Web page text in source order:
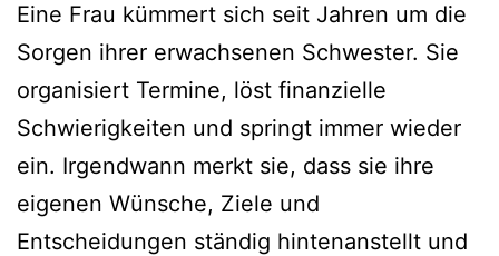
Eine Frau kümmert sich seit Jahren um die
Sorgen ihrer erwachsenen Schwester. Sie
organisiert Termine, löst finanzielle
Schwierigkeiten und springt immer wieder
ein. Irgendwann merkt sie, dass sie ihre
eigenen Wünsche, Ziele und
Entscheidungen ständig hintenanstellt und